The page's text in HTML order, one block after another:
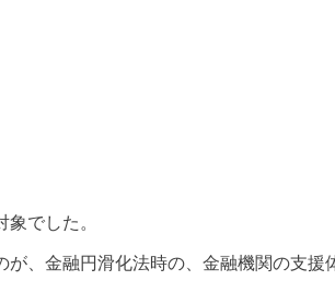
でした。
、金融円滑化法時の、金融機関の支援